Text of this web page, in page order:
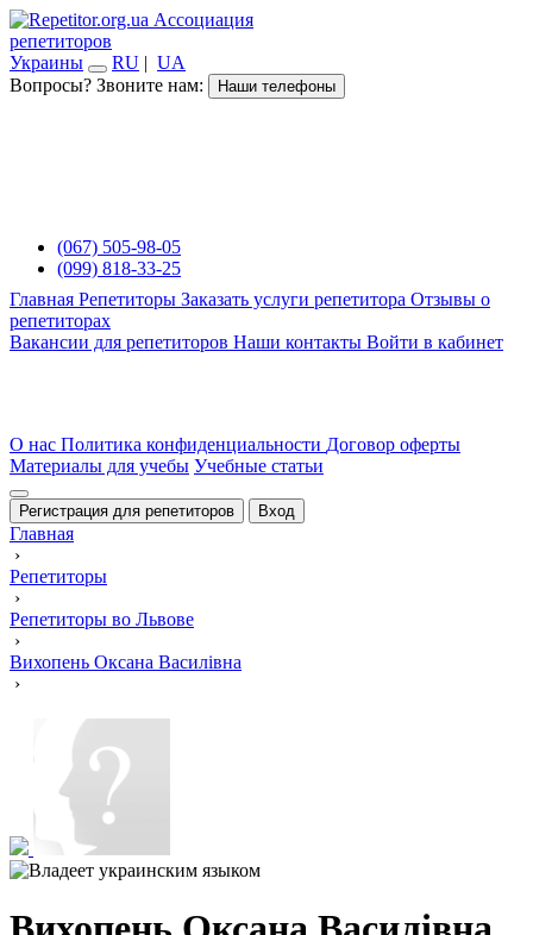
Ассоциация
репетиторов
Украины
RU | UA
Вопросы? Звоните нам:
Наши телефоны
(067) 505-98-05
(099) 818-33-25
Главная Репетиторы Заказать услуги репетитора Отзывы о
репетиторах
Вакансии для репетиторов Наши контакты Войти в кабинет
О нас Политика конфиденциальности Договор оферты
Материалы для учебы Учебные статьи
Регистрация для репетиторов Вход
Главная
›
Репетиторы
›
Репетиторы во Львове
›
Вихопень Оксана Василівна
›